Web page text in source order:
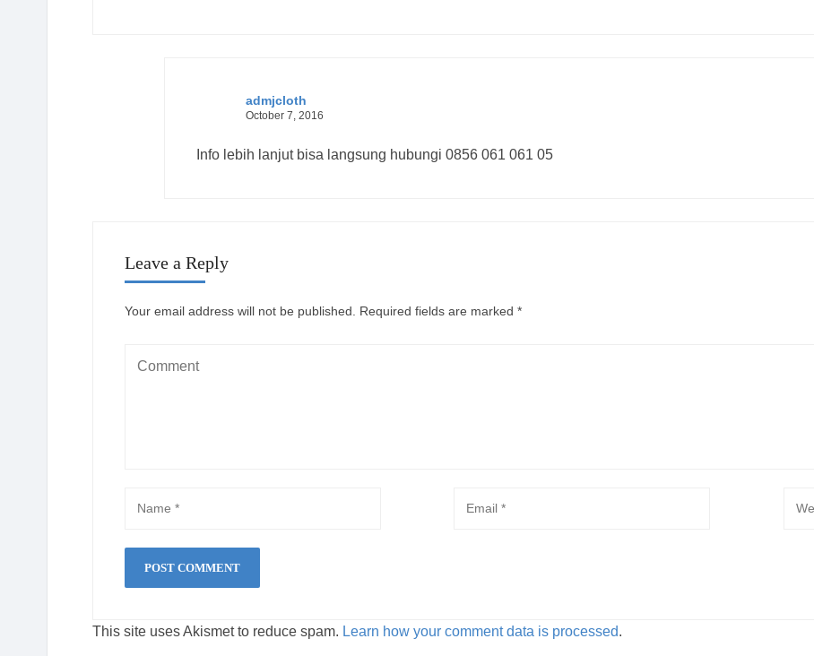
admjcloth
October 7, 2016
Info lebih lanjut bisa langsung hubungi 0856 061 061 05
Leave a Reply
Your email address will not be published. Required fields are marked *
This site uses Akismet to reduce spam. Learn how your comment data is processed.